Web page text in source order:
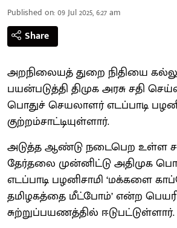
Published on:09 Jul 2025, 6:27 am
Share
அறநிலையத் துறை நிதியை
பயன்படுத்தி திமுக அரசு சதி
பொதுச் செயலாளர் எடப்பாடி
குற்றம்சாட்டியுள்ளார்.
அடுத்த ஆண்டு நடைபெற உள்ள
தேர்தலை முன்னிட்டு அதிமுக
எடப்பாடி பழனிசாமி ‘மக்களை
தமிழகத்தை மீட்போம்’ என்ற
சுற்றுப்பயணத்தில் ஈடுபட்டுள்ளார்.